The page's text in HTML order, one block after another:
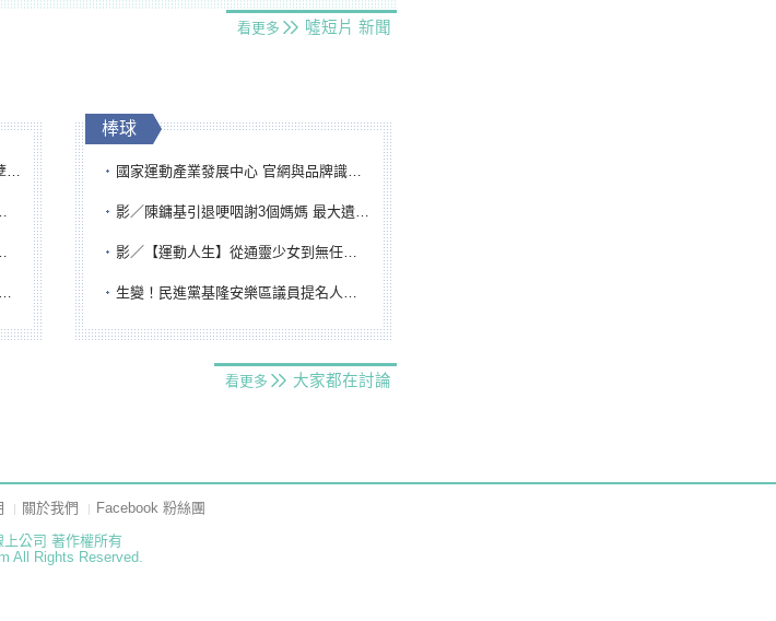
看更多 噓短片 新聞
棒球
國家運動產業發展中心 官網與品牌識別標誌重磅啟用
影／陳鏞基引退哽咽謝3個媽媽 最大遺憾無緣大聯盟
影／【運動人生】從通靈少女到無任所大使 劉柏君女裁判人生國際發光
生變！民進黨基隆安樂區議員提名人黃永翔突被除名 將另提他人
看更多 大家都在討論
關於我們
Facebook 粉絲團
上公司 著作權所有
All Rights Reserved.